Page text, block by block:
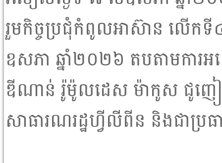
រួមកិច្ចប្រជុំកំពូលអាស៊ាន លើកទី
ឧសភា ឆ្នាំ២០២៦ តបតាមការ
ឌីណាន់ រ៉ូម៉ូលដេស ម៉ាកូស ជូញៀ
សាធារណរដ្ឋហ្វីលីពីន និងជាប្រ